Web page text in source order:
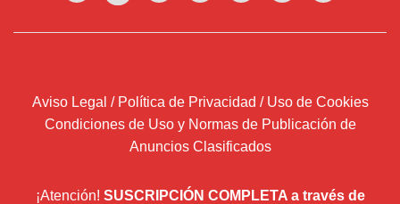
Aviso Legal / Política de Privacidad / Uso de Cookies
Condiciones de Uso y Normas de Publicación de
Anuncios Clasificados
¡Atención! SUSCRIPCIÓN COMPLETA a través de